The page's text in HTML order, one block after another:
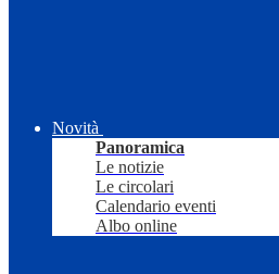
Novità
Panoramica
Le notizie
Le circolari
Calendario eventi
Albo online